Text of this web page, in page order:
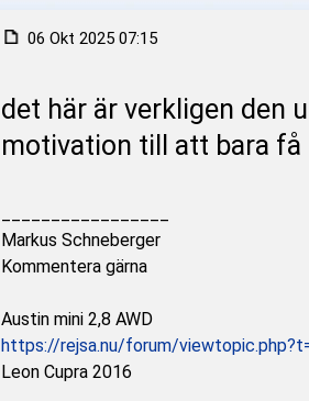
06 Okt 2025 07:15
det här är verkligen den
motivation till att bara få
Markus Schneberger
Kommentera gärna
Austin mini 2,8 AWD
https://rejsa.nu/forum/
Leon Cupra 2016